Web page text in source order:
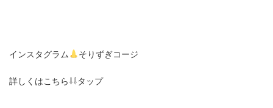
インスタグラム そりずぎコージ
詳しくはこちら⇩⇩タップ